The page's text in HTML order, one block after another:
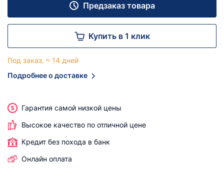
Предзаказ товара
Купить в 1 клик
Под заказ, ≈ 14 дней
Подробнее о доставке
Гарантия самой низкой цены
Высокое качество по отличной цене
Кредит без похода в банк
Онлайн оплата